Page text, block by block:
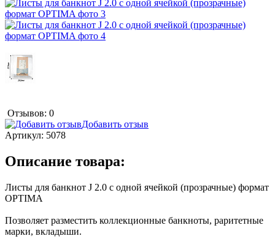
Отзывов: 0
Добавить отзыв
Артикул: 5078
Описание товара:
Листы для банкнот J 2.0 с одной ячейкой (прозрачные) формат
OPTIMA
Позволяет разместить коллекционные банкноты, раритетные
марки, вкладыши.